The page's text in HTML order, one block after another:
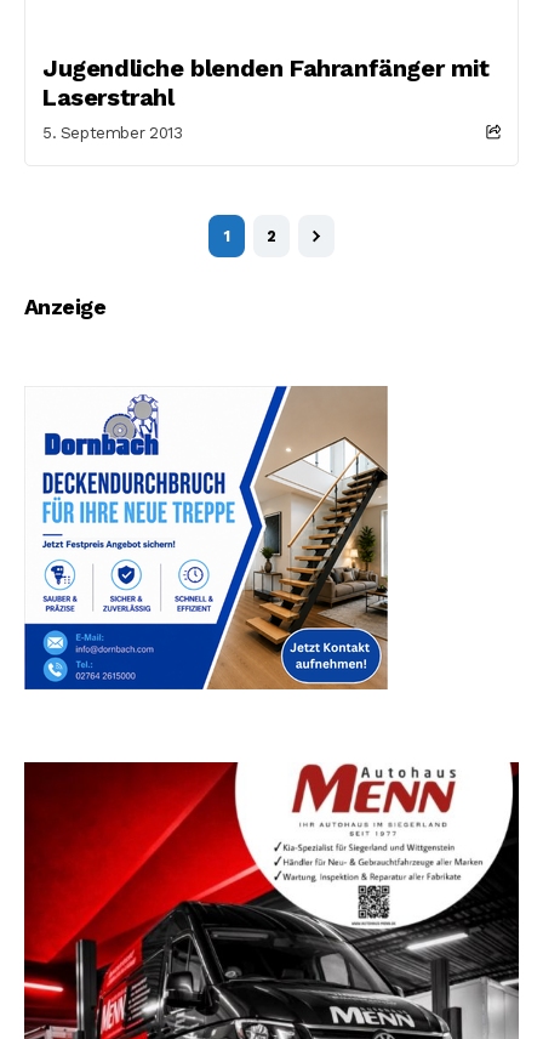
Jugendliche blenden Fahranfänger mit
Laserstrahl
5. September 2013
1 2
Anzeige